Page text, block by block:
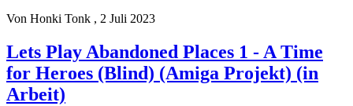
Von Honki Tonk , 2 Juli 2023
Lets Play Abandoned Places 1 - A Time
for Heroes (Blind) (Amiga Projekt) (in
Arbeit)